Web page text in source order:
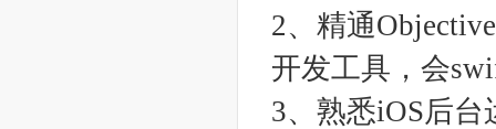
2、精通
开发工具，会
3、熟悉iOS后